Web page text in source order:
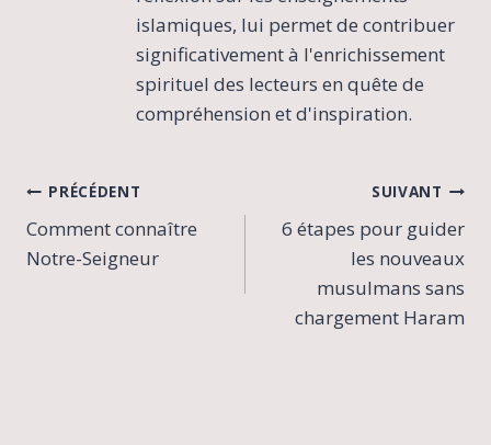
islamiques, lui permet de contribuer
significativement à l'enrichissement
spirituel des lecteurs en quête de
compréhension et d'inspiration.
Navigation
de
PRÉCÉDENT
Comment connaître
Notre-Seigneur
SUIVANT
6 étapes pour guider
les nouveaux
musulmans sans
chargement Haram